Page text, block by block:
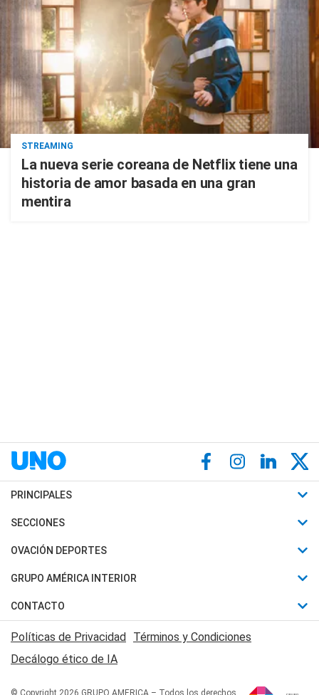
STREAMING
La nueva serie coreana de Netflix tiene una
historia de amor basada en una gran
mentira
PRINCIPALES
Últimas Noticias
Política
Judiciales
Economia
SECCIONES
Horóscopo
Motores
Trucos caseros
Series y Películas
Edictos y Solicitadas
OVACIÓN DEPORTES
Fútbol
Mundial
Automovilismo
Rugby
Básquet
GRUPO AMÉRICA INTERIOR
Canal 7 en Vivo
CONTACTO
Acerca de Nosotros
Contactanos
Políticas de Privacidad Términos y Condiciones
Decálogo ético de IA
© Copyright 2026 GRUPO AMERICA – Todos los derechos